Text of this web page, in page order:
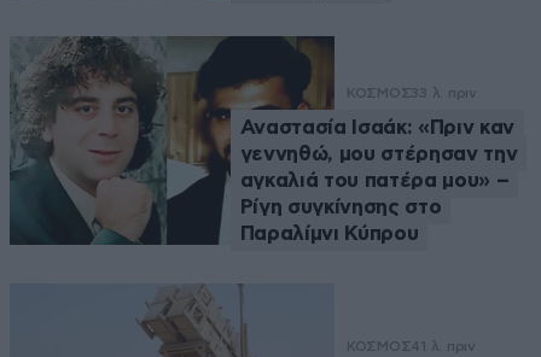
ΚΟΣΜΟΣ33 λ. πριν
Αναστασία Ισαάκ: «Πριν καν
γεννηθώ, μου στέρησαν την
αγκαλιά του πατέρα μου» –
Ρίγη συγκίνησης στο
Παραλίμνι Κύπρου
ΚΟΣΜΟΣ41 λ. πριν